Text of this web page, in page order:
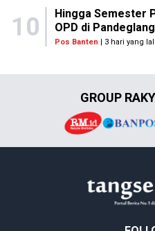
10
Hingga Semester
OPD di
Pos Banten | 3 hari yang
GROUP